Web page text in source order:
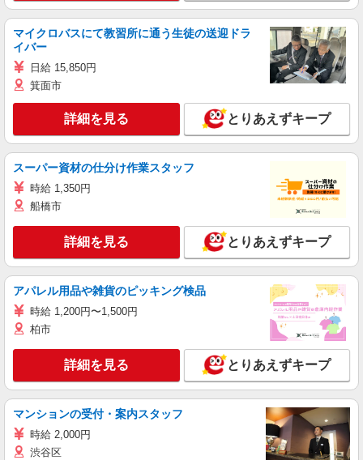
マイクロバスにて教習所に通う生徒の送迎ドラ
イバー
日給 15,850円
箕面市
詳細を見る とりあえずキープ
スーパー資材の仕分け作業スタッフ
時給 1,350円
船橋市
詳細を見る とりあえずキープ
アパレル用品や雑貨のピッキング検品
時給 1,200円〜1,500円
柏市
詳細を見る とりあえずキープ
マンションの受付・案内スタッフ
時給 2,000円
渋谷区